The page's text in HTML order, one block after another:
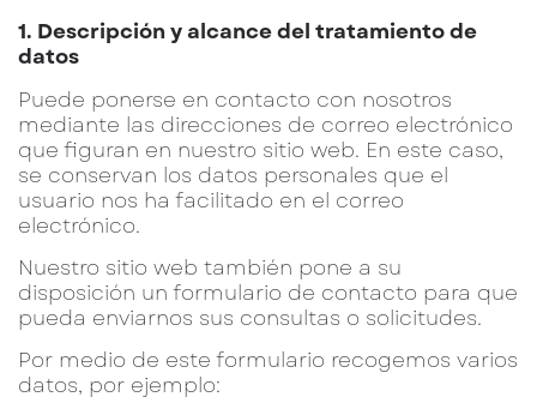
1. Descripción y alcance del tratamiento de
datos
Puede ponerse en contacto con nosotros
mediante las direcciones de correo electrónico
que figuran en nuestro sitio web. En este caso,
se conservan los datos personales que el
usuario nos ha facilitado en el correo
electrónico.
Nuestro sitio web también pone a su
disposición un formulario de contacto para que
pueda enviarnos sus consultas o solicitudes.
Por medio de este formulario recogemos varios
datos, por ejemplo: